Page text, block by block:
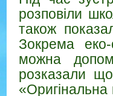
розповіли
також
Зокрема
можна
розказали
«Оригінальна